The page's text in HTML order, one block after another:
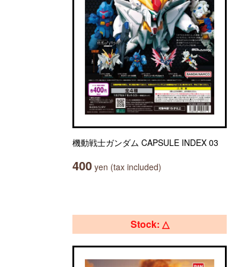
機動戦士ガンダム CAPSULE INDEX 03
400 yen (tax included)
Stock: △